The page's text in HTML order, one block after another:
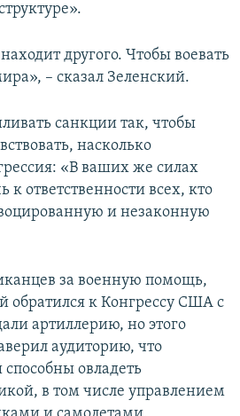
другого. Чтобы воевать
– сказал Зеленский.
санкции так, чтобы
насколько
«В ваших же силах
к ответственности всех, кто
и незаконную
за военную помощь,
обратился к Конгрессу США с
артиллерию, но этого
аудиторию, что
овладеть
в том числе управлением